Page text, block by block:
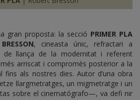
gran proposta: la secció PRIMER PLA
, cineasta únic, refractari a
de llança de la modernitat i referent
arriscat i compromès posterior a la
fins als nostres dies. Autor d’una obra
llargmetratges, un migmetratge i un
sobre el cinematógrafo—, va defi nir